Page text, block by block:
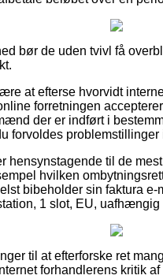
bør de uden tvivl få
at efterse hvorvidt
forretningen
der er indført i
forvoldes problemstillinger
hensynstagende til de
hvilken
bibeholder sin faktura
1 slot, EU,
til at efterforske ret
forhandlerens kritik